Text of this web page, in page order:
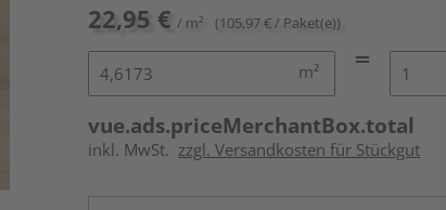
22,95 € / m² (105,97 € / Paket(e))
m²
vue.ads.priceMerchantBox.total
inkl. MwSt. zzgl. Versandkosten für Stückgut